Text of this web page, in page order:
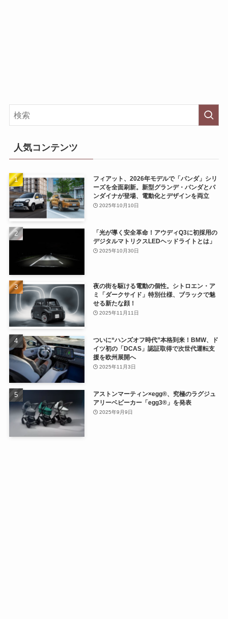
人気コンテンツ
フィアット、2026年モデルで「パンダ」シリ
ーズを全面刷新。新型グランデ・パンダとパ
ンダイナが登場、電動化とデザインを両立
2025年10月10日
「光が導く安全革命！アウディQ3に初採用の
デジタルマトリクスLEDヘッドライトとは」
2025年10月30日
夜の街を駆ける電動の個性。シトロエン・ア
ミ「ダークサイド」特別仕様、ブラックで魅
せる新たな顔！
2025年11月11日
ついに“ハンズオフ時代”本格到来！BMW、ド
イツ初の「DCAS」認証取得で次世代運転支
援を欧州展開へ
2025年11月3日
アストンマーティン×egg®、究極のラグジュ
アリーベビーカー「egg3®」を発表
2025年9月9日